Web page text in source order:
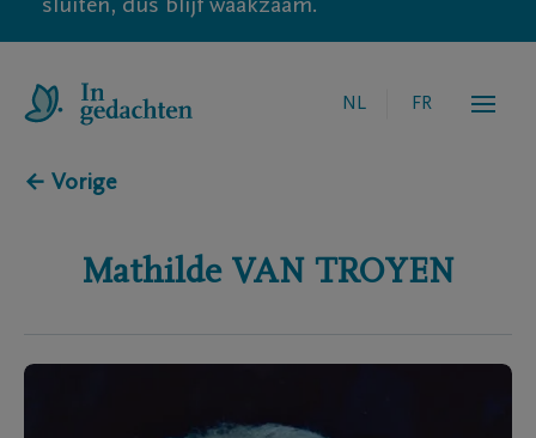
sluiten, dus blijf waakzaam.
NL FR
← Vorige
Mathilde VAN TROYEN